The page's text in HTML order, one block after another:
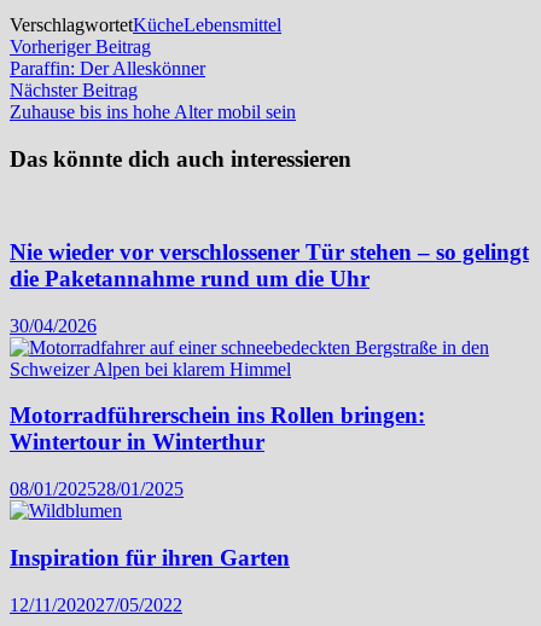
VerschlagwortetKücheLebensmittel
Beitragsnavigation
Vorheriger BeitragVorheriger
Beitrag:
Paraffin: Der Alleskönner
Nächster BeitragNächster
Beitrag:
Zuhause bis ins hohe Alter mobil sein
Das könnte dich auch interessieren
Nie wieder vor verschlossener Tür stehen – so gelingt
die Paketannahme rund um die Uhr
30/04/2026
Motorradführerschein ins Rollen bringen:
Wintertour in Winterthur
08/01/202528/01/2025
Inspiration für ihren Garten
12/11/202027/05/2022